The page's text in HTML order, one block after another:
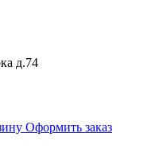
д.74
Оформить заказ